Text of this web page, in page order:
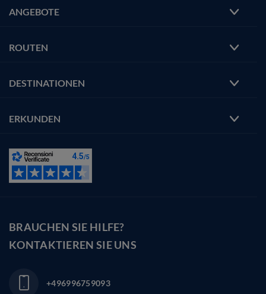
ANGEBOTE
ROUTEN
DESTINATIONEN
ERKUNDEN
BRAUCHEN SIE HILFE?
KONTAKTIEREN SIE UNS
+496996759093